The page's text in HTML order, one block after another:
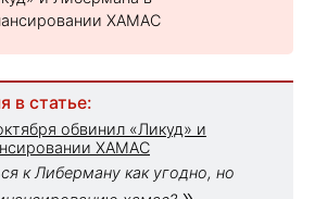
ХАМАС
в статье:
обвинил «Ликуд» и
ХАМАС
к Либерману как угодно, но